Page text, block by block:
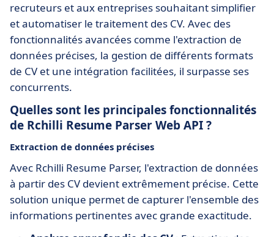
recruteurs et aux entreprises souhaitant simplifier
et automatiser le traitement des CV. Avec des
fonctionnalités avancées comme l'extraction de
données précises, la gestion de différents formats
de CV et une intégration facilitées, il surpasse ses
concurrents.
Quelles sont les principales fonctionnalités
de Rchilli Resume Parser Web API ?
Extraction de données précises
Avec Rchilli Resume Parser, l'extraction de données
à partir des CV devient extrêmement précise. Cette
solution unique permet de capturer l'ensemble des
informations pertinentes avec grande exactitude.